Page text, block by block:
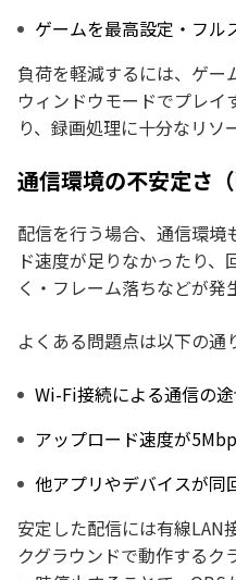
ゲームを最高設定・フル
負荷を軽減するには、ゲー
ウィンドウモードでプレイ
り、録画処理に十分なリソ
通信環境の不安定さ
配信を行う場合、通信環境
ド速度が足りなかったり
く・フレーム落ちなどが発
よくある問題点は以下の通
Wi-Fi接続による通信の
アップロード速度が
他アプリやデバイスが同
安定した配信には有線LAN
クグラウンドで動作するク